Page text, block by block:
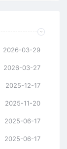
2026-03-29
2026-03-27
2025-12-17
2025-11-20
2025-06-17
2025-06-17